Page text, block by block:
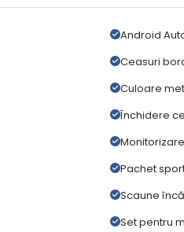
Android
Ceasuri
Culoare
Închidere
Pachet
Scaune
Set pentru